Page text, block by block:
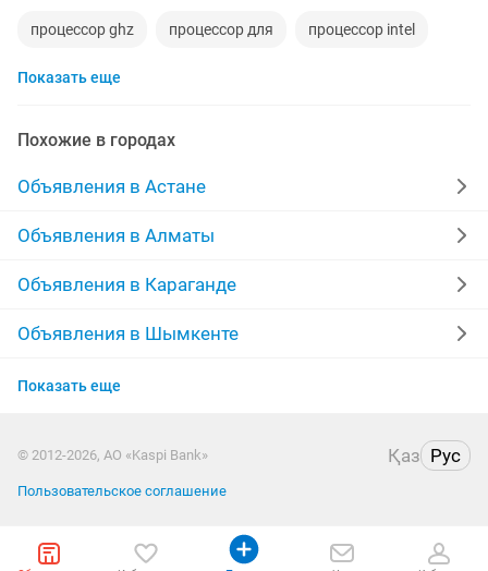
процессор ghz процессор для процессор intel
процессор для игр
intel процессор процессор q
кулер для процессора
процессор комплект процессор pentium
игровой процессор процессор материнская плата
процессоры i
Показать еще
Похожие в городах
Объявления в Астане
Объявления в Алматы
Объявления в Караганде
Объявления в Шымкенте
Объявления в Актау
Объявления в Павлодаре
Показать еще
© 2012-2026, АО «Kaspi Bank» Қаз Рус
Пользовательское соглашение